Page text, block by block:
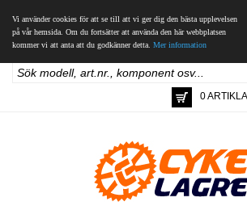
Vi använder cookies för att se till att vi ger dig den bästa upplevelsen
på vår hemsida. Om du fortsätter att använda den här webbplatsen
kommer vi att anta att du godkänner detta. Mer information
0